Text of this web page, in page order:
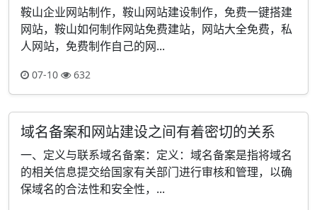
鞍山企业网站制作，鞍山网站建设制作，免费一键搭建
网站，鞍山如何制作网站免费建站，网站大全免费，私
人网站，免费制作自己的网...
07-10 632
域名备案和网站建设之间有着密切的关系
一、定义与联系域名备案：定义：域名备案是指将域名
的相关信息提交给国家有关部门进行审核和管理，以确
保域名的合法性和安全性，...